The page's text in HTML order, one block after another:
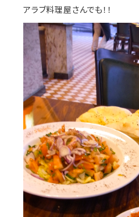
アラブ料理屋さんでも！！